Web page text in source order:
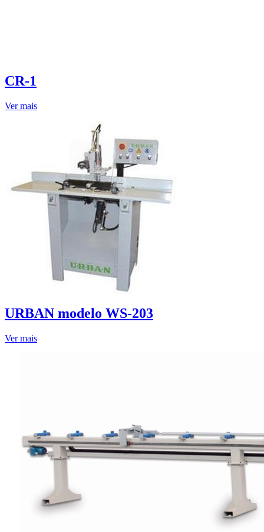
CR-1
Ver mais
URBAN modelo WS-203
Ver mais